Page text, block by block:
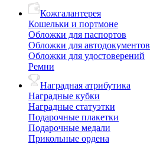
Кожгалантерея
Кошельки и портмоне
Обложки для паспортов
Обложки для автодокументов
Обложки для удостоверений
Ремни
Наградная атрибутика
Наградные кубки
Наградные статуэтки
Подарочные плакетки
Подарочные медали
Прикольные ордена